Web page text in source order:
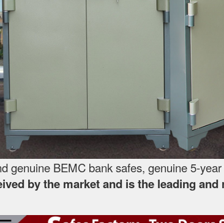
genuine BEMC bank safes, genuine 5-
by the market and is the leading